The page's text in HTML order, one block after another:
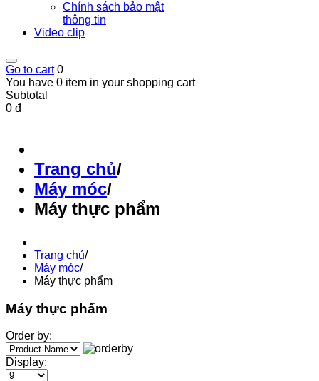
Chính sách bảo mật
thông tin
Video clip
Go to cart 0
You have 0 item in your shopping cart
Subtotal
0 đ
Trang chủ/
Máy móc/
Máy thực phẩm
Trang chủ/
Máy móc/
Máy thực phẩm
Máy thực phẩm
Order by:
Display: